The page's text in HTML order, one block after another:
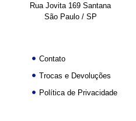
Rua Jovita 169 Santana
São Paulo / SP
Contato
Trocas e Devoluções
Política de Privacidade